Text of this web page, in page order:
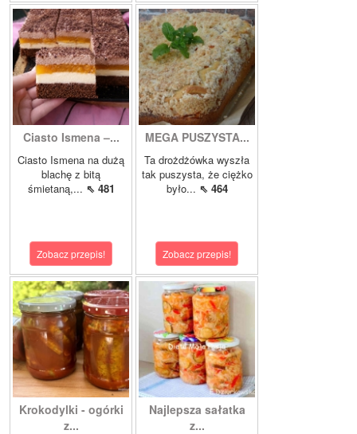
Ciasto Ismena –...
Ciasto Ismena na dużą
blachę z bitą
śmietaną,... ⇖ 481
Zobacz przepis!
MEGA PUSZYSTA...
Ta drożdżówka wyszła
tak puszysta, że ciężko
było... ⇖ 464
Zobacz przepis!
Krokodylki - ogórki
z...
Najlepsza sałatka
z...